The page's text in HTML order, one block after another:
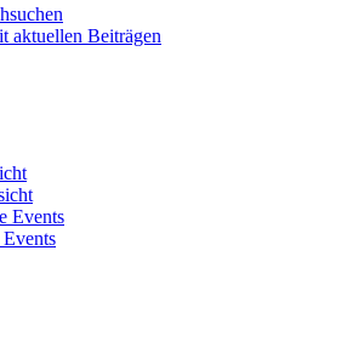
aktuellen Beiträgen
Events